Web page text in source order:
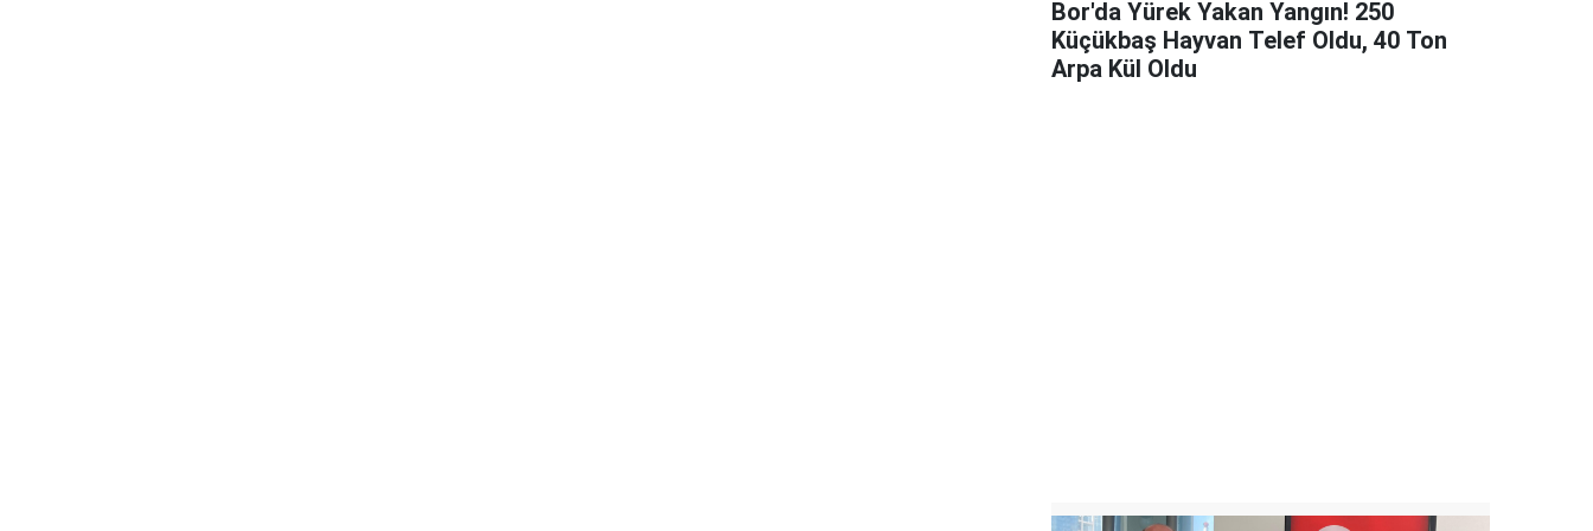
Bor'da Yürek Yakan Yangın! 250
Küçükbaş Hayvan Telef Oldu, 40 Ton
Arpa Kül Oldu